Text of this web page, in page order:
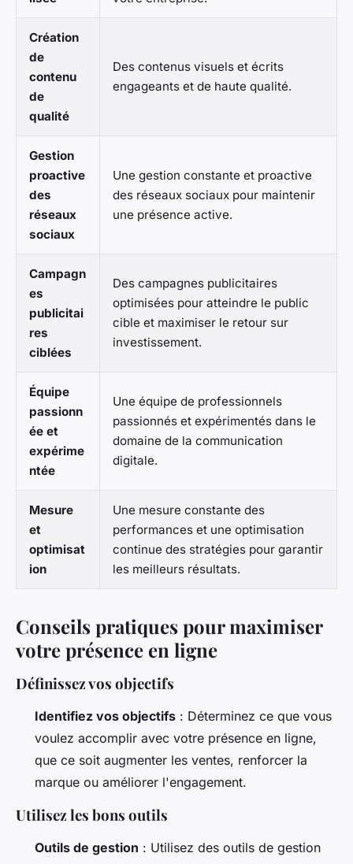
Création
de
contenu
de
qualité
Des contenus visuels et écrits
engageants et de haute qualité.
Gestion
proactive
des
réseaux
sociaux
Une gestion constante et proactive
des réseaux sociaux pour maintenir
une présence active.
Campagn
es
publicitai
res
ciblées
Des campagnes publicitaires
optimisées pour atteindre le public
cible et maximiser le retour sur
investissement.
Équipe
passionn
ée et
expérime
ntée
Une équipe de professionnels
passionnés et expérimentés dans le
domaine de la communication
digitale.
Mesure
et
optimisat
ion
Une mesure constante des
performances et une optimisation
continue des stratégies pour garantir
les meilleurs résultats.
Conseils pratiques pour maximiser
votre présence en ligne
Définissez vos objectifs
Identifiez vos objectifs : Déterminez ce que vous
voulez accomplir avec votre présence en ligne,
que ce soit augmenter les ventes, renforcer la
marque ou améliorer l'engagement.
Utilisez les bons outils
Outils de gestion : Utilisez des outils de gestion